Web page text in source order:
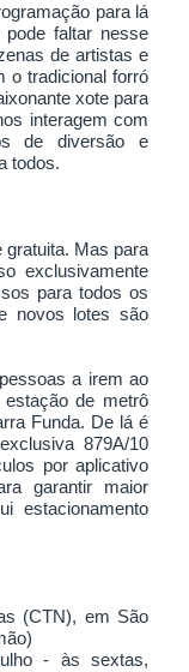
para lá
faltar nesse
de artistas e
o tradicional forró
xote para
interagem com
de diversão e
todos.
gratuita. Mas para
exclusivamente
para todos os
novos lotes são
a irem ao
de metrô
Funda. De lá é
879A/10
por aplicativo
garantir maior
estacionamento
(CTN), em São
- às sextas,